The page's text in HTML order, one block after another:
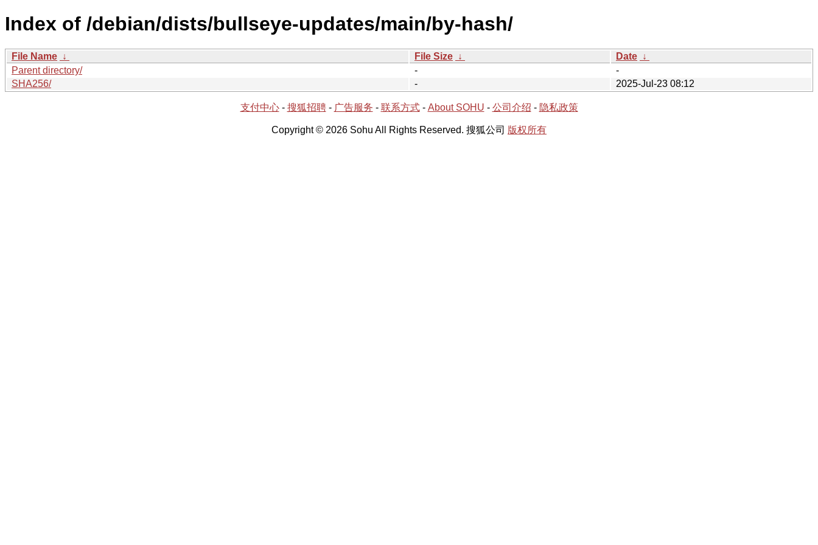
Index of /debian/dists/bullseye-updates/main/by-hash/
File Name ↓ File Size ↓ Date ↓
Parent directory/
-
-
SHA256/
- 2025-Jul-23 08:12
支付中心- 搜狐招聘- 广告服务 - 联系方式- About SOHU - 公司介绍 - 隐私政策
Copyright © 2026 Sohu All Rights Reserved. 搜狐公司 版权所有